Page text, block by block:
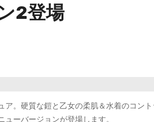
2登場
。硬質な鎧と乙女の柔肌＆水着のコント
ーバージョンが登場します。